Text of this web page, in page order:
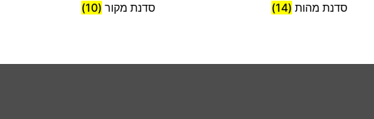
סדנת מהות (14) סדנת מקור (10)